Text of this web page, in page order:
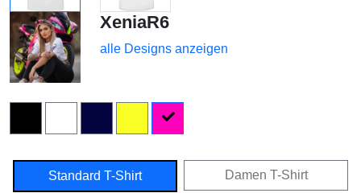
XeniaR6
alle Designs anzeigen
Standard T-Shirt Damen T-Shirt